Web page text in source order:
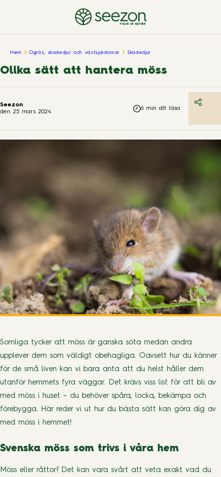
PULSE OF NATURE
Hem Ogräs, skadedjur och växtsjukdomar Skadedjur
Olika sätt att hantera möss
Seezon
den 25 mars 2024
6 min att läsa
Somliga tycker att möss är ganska söta medan andra
upplever dem som väldigt obehagliga. Oavsett hur du känner
för de små liven kan vi bara anta att du helst håller dem
utanför hemmets fyra väggar. Det krävs viss list för att bli av
med möss i huset – du behöver spåra, locka, bekämpa och
förebygga. Här reder vi ut hur du bästa sätt kan göra dig av
med möss i hemmet!
Svenska möss som trivs i våra hem
Möss eller råttor? Det kan vara svårt att veta exakt vad du